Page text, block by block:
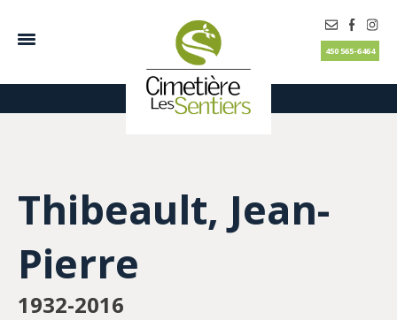
450 565-6464
Thibeault, Jean-
Pierre
1932-2016